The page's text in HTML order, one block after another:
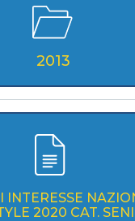
2013
INTERESSE
FREESTYLE 2020 CAT.